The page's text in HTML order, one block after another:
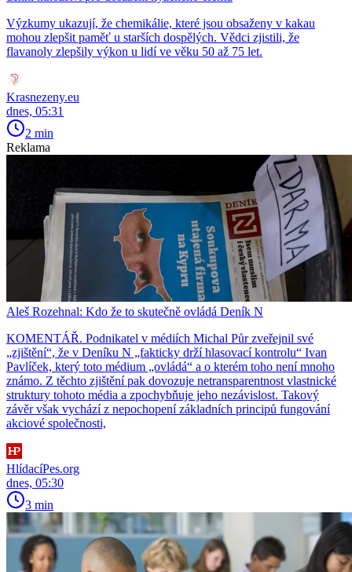
Výzkumy ukazují, že chemikálie, které jsou obsaženy v kakau
mohou zlepšit paměť u starších dospělých. Vědci zjistili, že
flavanoly zlepšily výkon u lidí ve věku 50 až 75 let.
Krasnezeny.eu
dnes, 05:31
2 min
Reklama
Aleš Rozehnal: Kdo že to skutečně ovládá Deník N
KOMENTÁŘ. Podnikatel v médiích Michal Půr zveřejnil své
„zjištění“, že v Deníku N „fakticky drží hlasovací kontrolu“ Ivan
Pavlíček, který toto médium „ovládá“ a o kterém toho není mnoho
známo. Z těchto zjištění pak dovozuje netransparentnost vlastnické
struktury tohoto média a zpochybňuje jeho nezávislost. Takový
závěr však vychází z nepochopení základních principů fungování
akciové společnosti,
HlídacíPes.org
dnes, 05:30
3 min